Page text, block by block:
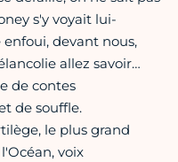
s'y voyait lui-
devant nous,
allez savoir…
de contes
de souffle.
le plus grand
voix